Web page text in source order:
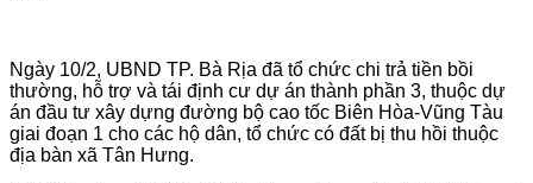
Ngày 10/2, UBND TP. Bà Rịa đã tổ chức chi trả tiền bồi
thường, hỗ trợ và tái định cư dự án thành phần 3, thuộc dự
án đầu tư xây dựng đường bộ cao tốc Biên Hòa-Vũng Tàu
giai đoạn 1 cho các hộ dân, tổ chức có đất bị thu hồi thuộc
địa bàn xã Tân Hưng.